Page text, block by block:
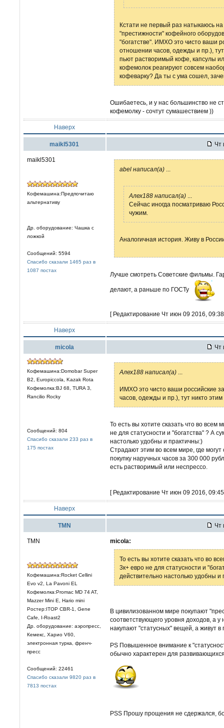
Кстати не первый раз натыкаюсь на
"престижности" кофейного
"богатстве". ИМХО это чисто ваши
отношении часов, одежды и пр.),
пьют растворимый кофе, капсулы
кофемолок реагируют совсем
кофеварку? Да ты с ума сошел,
Ошибаетесь, и у нас большинство не
кофемолку - сочтут сумашествием ))
Наверх
maikl5301 Чт
maikl5301
Кофемашина:Предпочитаю
альтернативу
Др. оборудование: Чашка с
ложкой
Сообщений: 5594
Спасибо сказали 1465 раз в
1087 постах
abel написал(а)
Алех188 написал(а)
Сейчас иногда посматриваю
чужим.
Аналогичная история. Живу в
Лучше смотреть Советские фильмы.
делают, а раньше по ГОСТу
[ Редактирование Чт июн 09 2016,
Наверх
micola Чт
Кофемашина:Domobar Super
B2, Europiccola, Kazak Rota
Кофемолка:BJ 68, TURA 3,
Rancilio Rocky
Сообщений: 804
Спасибо сказали 233 раз в
175 постах
Алех188 написал(а)
ИМХО это чисто ваши российские
часов, одежды и пр.), тут никто
То есть вы хотите сказать что во всем
не для статусности и "богатства" ? А
настолько удобны и практичны:)
Страдают этим во всем мире, где
покупку наручных часов за 300 000
есть растворимый или неспрессо.
[ Редактирование Чт июн 09 2016,
Наверх
TMN Чт
TMN
Кофемашина:Rocket Cellini
Evo v2, La Pavoni EL
Кофемолка:Promac MD 74 AT,
Mazzer Mini E, Hario mini
Ростер:ITOP CBR-1, Gene
Cafe, I-Roast2
Др. оборудование: аэропресс,
Кемекс, Харио V60,
электронная турка, френч-
пресс
Сообщений: 22461
Спасибо сказали 9820 раз в
7813 постах
micola:
То есть вы хотите сказать что во
3к+ евро не для статусности и
действительно настолько удобны и
В цивилизованном мире покупают
соответствующего уровня доходов, а
накупают "статусных" вещей, а живут в
PS Повышенное внимание к
обычно характерен для
PSS Прошу прощения не сдержался,